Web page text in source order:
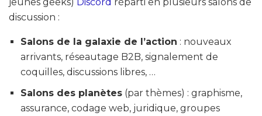
jeunes geeks) Discord réparti en plusieurs salons de
discussion :
Salons de la galaxie de l’action : nouveaux
arrivants, réseautage B2B, signalement de
coquilles, discussions libres, …
Salons des planètes (par thèmes) : graphisme,
assurance, codage web, juridique, groupes